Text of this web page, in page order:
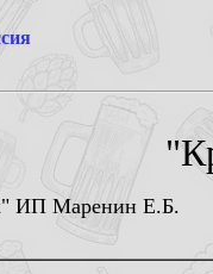
ИП Маренин Е.Б.